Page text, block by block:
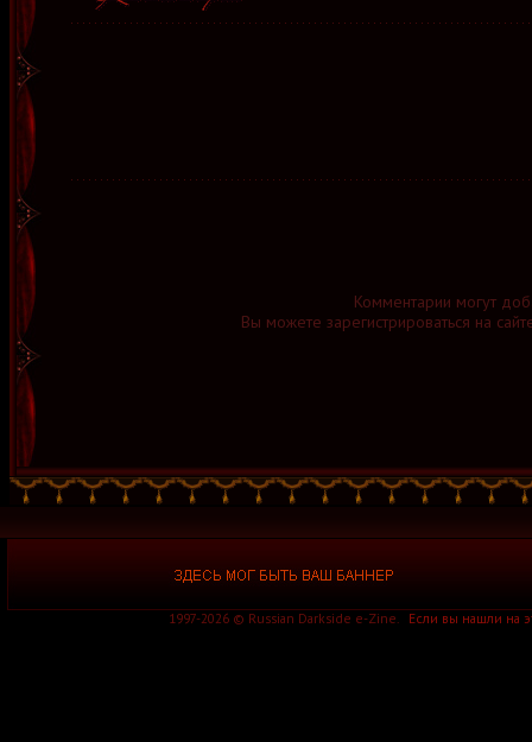
Комментарии могут
Вы можете зарегистрироваться на
1997-2026 © Russian Darkside e-Zine. Если вы нашли на